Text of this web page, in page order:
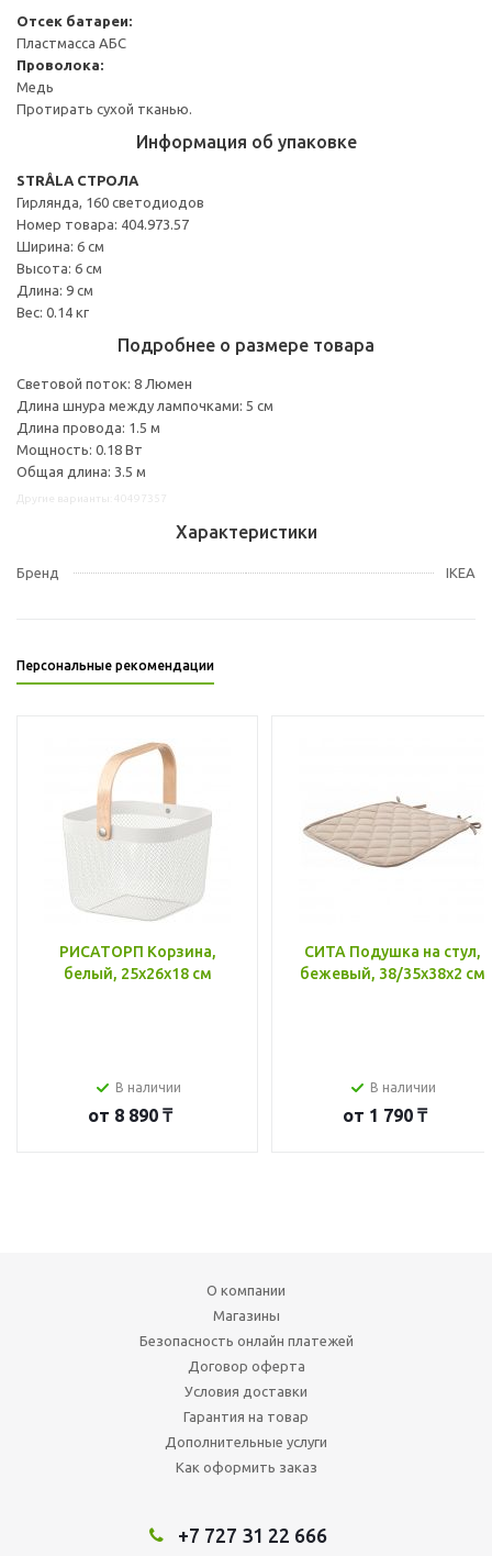
Отсек батареи:
Пластмасса АБС
Проволока:
Медь
Протирать сухой тканью.
Информация об упаковке
STRÅLA СТРОЛА
Гирлянда, 160 светодиодов
Номер товара: 404.973.57
Ширина: 6 см
Высота: 6 см
Длина: 9 см
Вес: 0.14 кг
Подробнее о размере товара
Световой поток: 8 Люмен
Длина шнура между лампочками: 5 см
Длина провода: 1.5 м
Мощность: 0.18 Вт
Общая длина: 3.5 м
Характеристики
Бренд IKEA
Персональные рекомендации
РИСАТОРП Корзина,
белый, 25x26x18 см
В наличии
от 8 890 ₸
СИТА Подушка на стул,
бежевый, 38/35x38x2 см
В наличии
от 1 790 ₸
О компании
Магазины
Безопасность онлайн платежей
Договор оферта
Условия доставки
Гарантия на товар
Дополнительные услуги
Как оформить заказ
+7 727 31 22 666